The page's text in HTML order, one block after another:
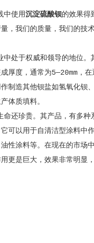
使用沉淀硫酸钡的效果得
，我们的质量，我们的
于权威和领导的地位。
厚度，通常为5—20mm，
造其他钡盐如氢氧化钡
体质填料。
珍贵。其产品，有多种
可以用于自清洁型涂料
性涂料等。在现在的市
更是巨大，效果非常明